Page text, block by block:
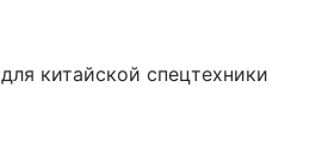
китайской спецтехники